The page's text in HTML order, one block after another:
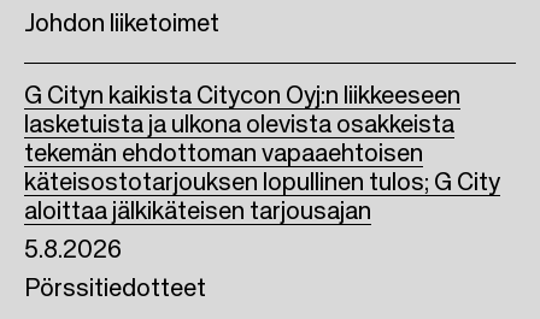
Johdon liiketoimet
5.8.2026
Pörssitiedotteet
G Cityn kaikista Citycon Oyj:n liikkeeseen
lasketuista ja ulkona olevista osakkeista
tekemän ehdottoman vapaaehtoisen
käteisostotarjouksen lopullinen tulos; G City
aloittaa jälkikäteisen tarjousajan